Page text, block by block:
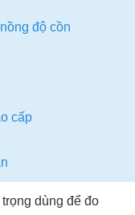
độ cồn
cấp
dùng để đo